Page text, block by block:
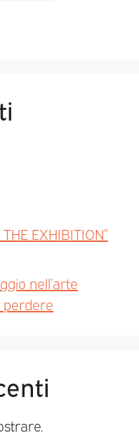
EXHIBITION”
nell’arte
perdere